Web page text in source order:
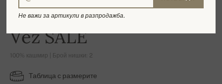
-16%
Vez SALE
100% кашмир | Брой нишки: 2
Таблица с размерите
Не важи за артикули в разпродажба.